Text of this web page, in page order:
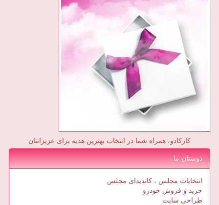
کارکادو، همراه شما در انتخاب بهترین هدیه برای عزیزانتان
دوستان ما
انتخابات مجلس ، کاندیدای مجلس
خرید و فروش خودرو
طراحی سایت